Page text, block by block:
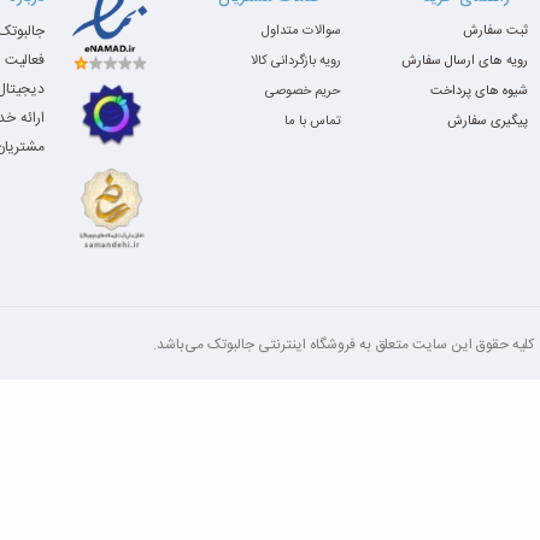
بنچمارک تقریبی
معیار نتیجه
عملکرد چند هسته‌ای عالی
NVMe پرسرعت
مناسب برای چه نرم‌افزارهایی؟
ثبت سفارش
رویه های ارسال سفارش
شیوه های پرداخت
پیگیری سفارش
سوالات متداول
رویه بازگردانی کالا
حریم خصوصی
تماس با ما
ارائه
کلیه‌ حقوق این سایت متعلق به فروشگاه اینترنتی جالبوتک می‌باشد.